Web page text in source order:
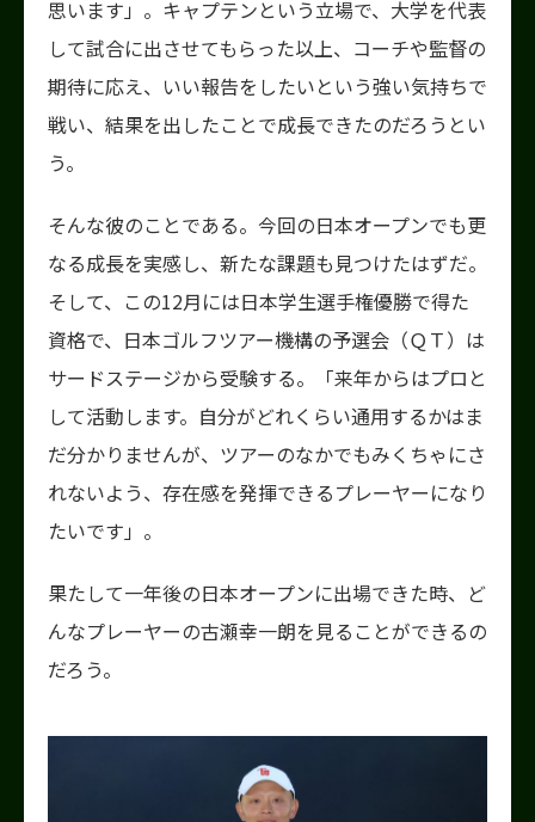
思います」。キャプテンという立場で、大学を代表
して試合に出させてもらった以上、コーチや監督の
期待に応え、いい報告をしたいという強い気持ちで
戦い、結果を出したことで成長できたのだろうとい
う。
そんな彼のことである。今回の日本オープンでも更
なる成長を実感し、新たな課題も見つけたはずだ。
そして、この12月には日本学生選手権優勝で得た
資格で、日本ゴルフツアー機構の予選会（ＱＴ）は
サードステージから受験する。「来年からはプロと
して活動します。自分がどれくらい通用するかはま
だ分かりませんが、ツアーのなかでもみくちゃにさ
れないよう、存在感を発揮できるプレーヤーになり
たいです」。
果たして一年後の日本オープンに出場できた時、ど
んなプレーヤーの古瀬幸一朗を見ることができるの
だろう。